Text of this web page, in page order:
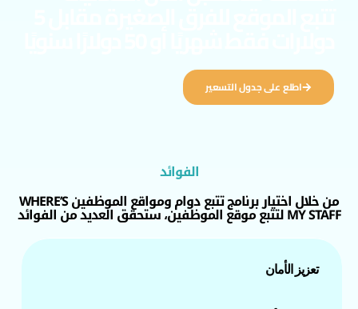
اطلع على جدول التسعير
الفوائد
من خلال اختيار برنامج تتبع دوام ومواقع الموظفين WHERE’S
MY STAFF لتتبع موقع الموظفين، ستحقق العديد من الفوائد
تعزيز الأمان